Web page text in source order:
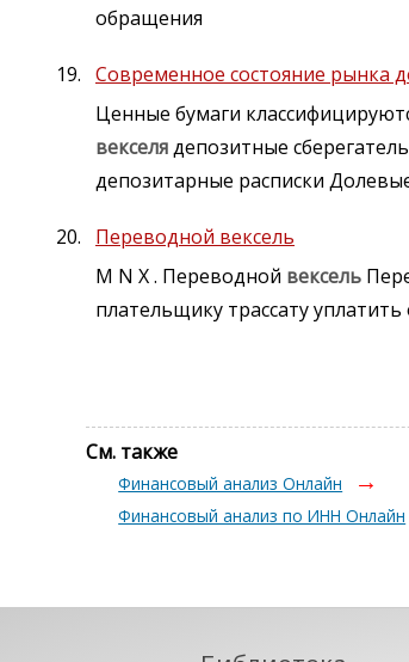
обращения
Современное состояние рынка
Ценные бумаги
векселядепозитные
депозитарные расписки
Переводной вексель
M N X . Переводной вексель
плательщику трассату
См. также
Финансовый анализ Онлайн
Финансовый анализ по ИНН Онлайн